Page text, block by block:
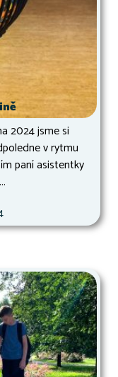
2024 jsme si
v rytmu
paní asistentky